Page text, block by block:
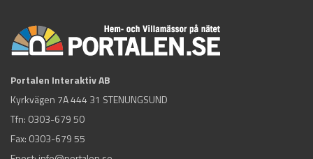
Portalen Interaktiv AB
Kyrkvägen 7A 444 31 STENUNGSUND
Tfn: 0303-679 50
Fax: 0303-679 55